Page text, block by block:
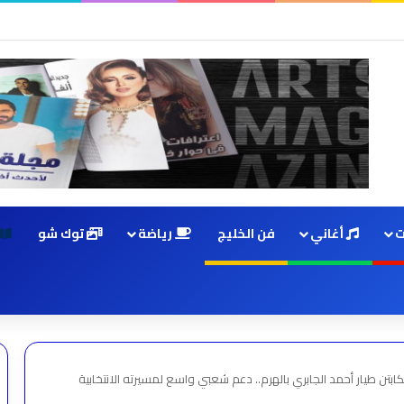
وبكتب أغاني شبه الناس
أغاني فن الخليج رياضة توك شو
طيار أحمد الجابري بالهرم.. دعم شعبي واسع لمسيرته الانتخابية